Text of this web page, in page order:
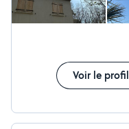
Voir le profil